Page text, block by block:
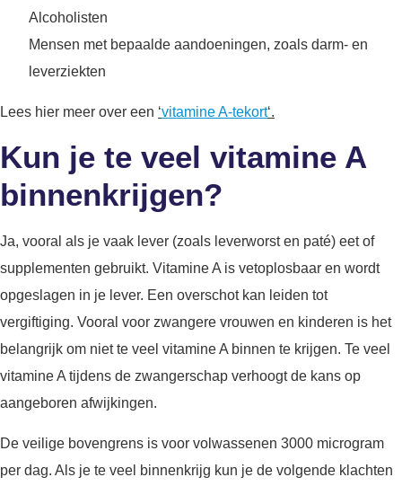
Alcoholisten
Mensen met bepaalde aandoeningen, zoals darm- en
leverziekten
Lees hier meer over een ‘vitamine A-tekort‘.
Kun je te veel vitamine A
binnenkrijgen?
Ja, vooral als je vaak lever (zoals leverworst en paté) eet of
supplementen gebruikt. Vitamine A is vetoplosbaar en wordt
opgeslagen in je lever. Een overschot kan leiden tot
vergiftiging. Vooral voor zwangere vrouwen en kinderen is het
belangrijk om niet te veel vitamine A binnen te krijgen. Te veel
vitamine A tijdens de zwangerschap verhoogt de kans op
aangeboren afwijkingen.
De veilige bovengrens is voor volwassenen 3000 microgram
per dag. Als je te veel binnenkrijg kun je de volgende klachten